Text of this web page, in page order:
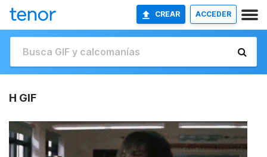
CREAR ACCEDER
H GIF